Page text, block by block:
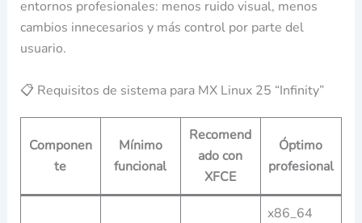
entornos profesionales: menos ruido visual, menos
cambios innecesarios y más control por parte del
usuario.
📋 Requisitos de sistema para MX Linux 25 “Infinity”
Componen
te
Mínimo
funcional
Recomend
ado con
XFCE
Óptimo
profesional
x86_64